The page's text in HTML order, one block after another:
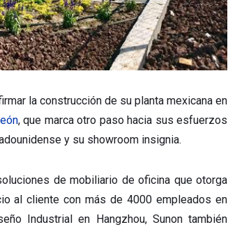
la construcción de su planta mexicana en
, que marca otro paso hacia sus esfuerzos
y su showroom insignia.
de mobiliario de oficina que otorga
al cliente con más de 4000 empleados en
Industrial en Hangzhou, Sunon también